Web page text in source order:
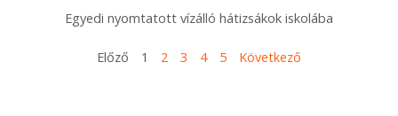
Egyedi nyomtatott vízálló hátizsákok iskolába
Előző 1 2 3 4 5 Következő